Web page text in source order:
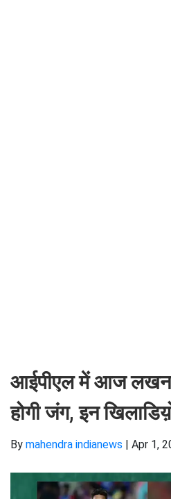
आईपीएल में आज
होगी जंग, इन
By mahendra indianews | Apr 1,